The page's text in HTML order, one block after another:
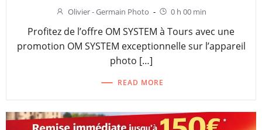
Olivier - Germain Photo - 0 h 00 min
Profitez de l’offre OM SYSTEM à Tours avec une
promotion OM SYSTEM exceptionnelle sur l’appareil
photo […]
READ MORE